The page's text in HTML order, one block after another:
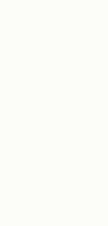
1 tente
Activités sur
pied du
entrées à la
saison d'avril
camping,
de cartes de
camping pour
.Snack bar en
paninis ,
randonnées
tous les jeudis
Le camping
qui relie